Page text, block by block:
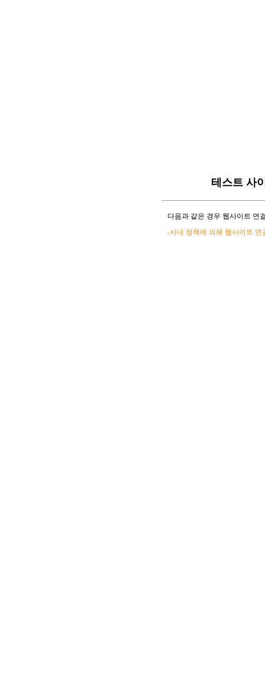
테스트 사
다음과 같은 경우 웹사이트 연
-사내 정책에 의해 웹사이트